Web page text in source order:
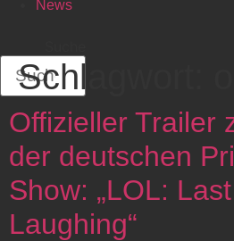
News
Schlagwort:
Offizieller Trailer
der deutschen
Show: „LOL:
Laughing“